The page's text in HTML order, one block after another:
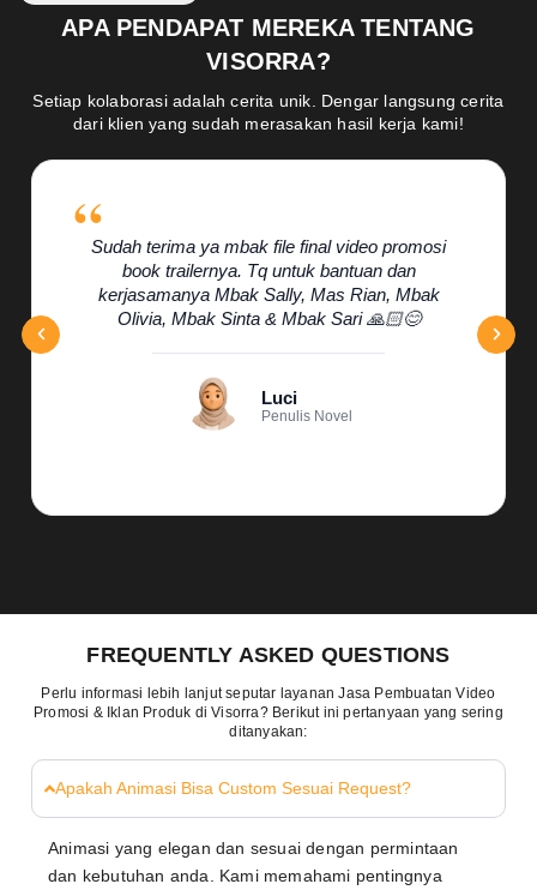
APA PENDAPAT MEREKA TENTANG
VISORRA?
Setiap kolaborasi adalah cerita unik. Dengar langsung cerita
dari klien yang sudah merasakan hasil kerja kami!
Sudah terima ya mbak file final video promosi
book trailernya. Tq untuk bantuan dan
kerjasamanya Mbak Sally, Mas Rian, Mbak
Olivia, Mbak Sinta & Mbak Sari 🙏🏻😊
Luci
Penulis Novel
FREQUENTLY ASKED QUESTIONS
Perlu informasi lebih lanjut seputar layanan Jasa Pembuatan Video
Promosi & Iklan Produk di Visorra? Berikut ini pertanyaan yang sering
ditanyakan:
Apakah Animasi Bisa Custom Sesuai Request?
Animasi yang elegan dan sesuai dengan permintaan
dan kebutuhan anda. Kami memahami pentingnya